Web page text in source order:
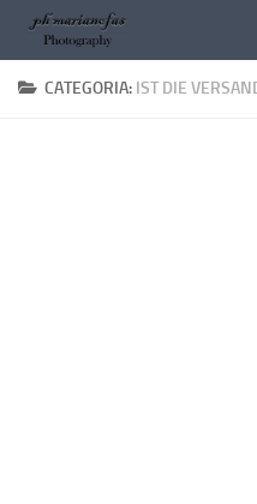
Salta al contenuto
CATEGORIA: IST DIE